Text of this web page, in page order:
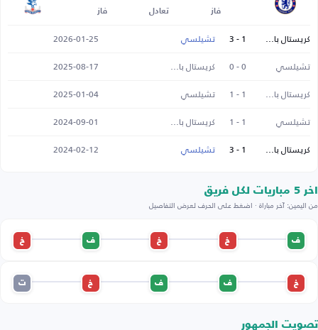
فاز
تعادل
فاز
كريستال بالاس 1 - 3 تشيلسي
2026-01-25
تشيلسي
0 - 0 كريستال بالاس
2025-08-17
كريستال بالاس
1 - 1 تشيلسي
2025-01-04
تشيلسي
1 - 1 كريستال بالاس
2024-09-01
كريستال بالاس
1 - 3 تشيلسي 2024-02-12
اخر 5 مباريات لكل فريق
من اليمين: آخر مباراة · اضغط على الحرف لعرض التفاصيل
ف خ خ ف خ
خ ف ف خ ت
تصويت الجمهور